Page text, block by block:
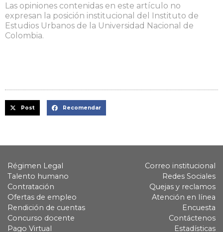
Las opiniones contenidas en este artículo no
expresan la posición institucional del Instituto de
Estudios Urbanos de la Universidad Nacional de
Colombia.
Post Recomendar
Régimen Legal
Talento humano
Contratación
Ofertas de empleo
Rendición de cuentas
Concurso docente
Pago Virtual
Correo institucional
Redes Sociales
Quejas y reclamos
Atención en línea
Encuesta
Contáctenos
Estadísticas